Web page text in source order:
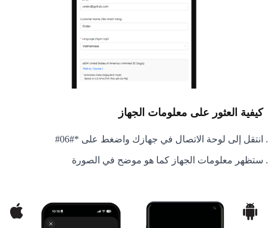
كيفية العثور على معلومات الجهاز
انتقل إلى لوحة الاتصال في جهازك واضغط على *#06#
ستظهر معلومات الجهاز كما هو موضح في الصورة